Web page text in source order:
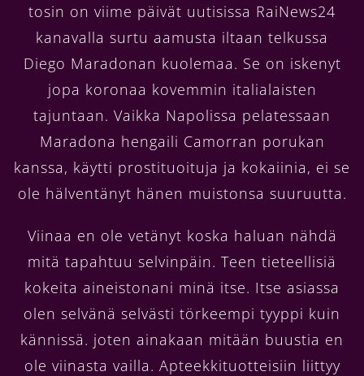
tosin on viime päivät uutisissa RaiNews24
kanavalla surtu aamusta iltaan telkussa
Diego Maradonan kuolemaa. Se on iskenyt
jopa koronaa kovemmin italialaisten
tajuntaan. Vaikka Napolissa pelatessaan
Maradona hengaili Camorran porukan
kanssa, käytti prostituoituja ja kokaiinia, ei se
ole hälventänyt hänen muistonsa suuruutta.
Viinaa en ole vetänyt koska haluan nähdä
mitä tapahtuu selvinpäin. Teen tieteellisiä
kokeita aineistonani minä itse. Itse asiassa
olen selvänä selvästi törkeempi tyyppi kuin
kännissä. joten ainakaan mitään buustia en
ole viinasta vailla. Apteekkituotteisiin liittyy